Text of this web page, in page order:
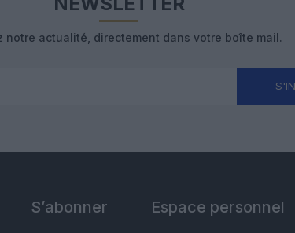
notre actualité, directement dans votre boîte mail.
S’abonner Espace personnel